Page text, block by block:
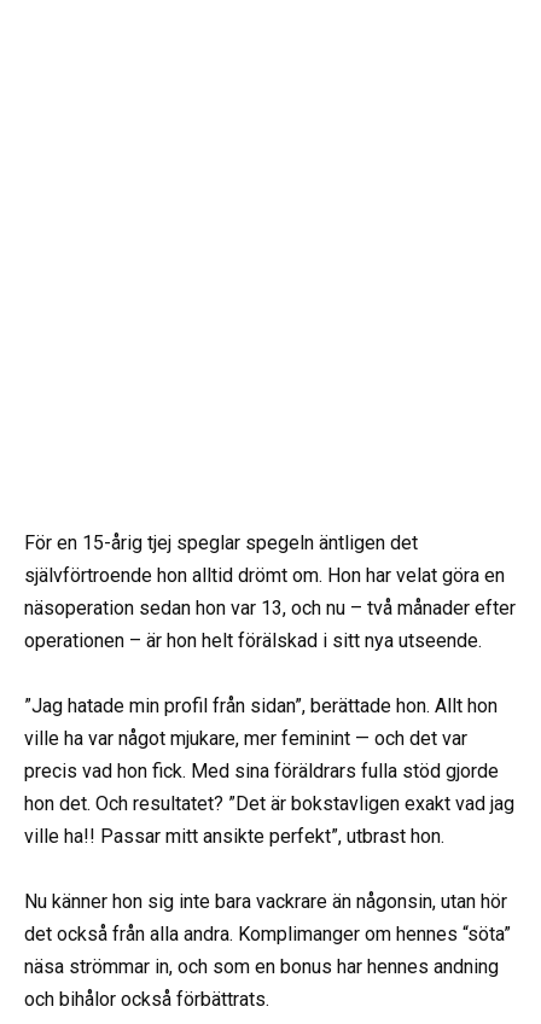
För en 15-årig tjej speglar spegeln äntligen det
självförtroende hon alltid drömt om. Hon har velat göra en
näsoperation sedan hon var 13, och nu – två månader efter
operationen – är hon helt förälskad i sitt nya utseende.
”Jag hatade min profil från sidan”, berättade hon. Allt hon
ville ha var något mjukare, mer feminint — och det var
precis vad hon fick. Med sina föräldrars fulla stöd gjorde
hon det. Och resultatet? ”Det är bokstavligen exakt vad jag
ville ha!! Passar mitt ansikte perfekt”, utbrast hon.
Nu känner hon sig inte bara vackrare än någonsin, utan hör
det också från alla andra. Komplimanger om hennes “söta”
näsa strömmar in, och som en bonus har hennes andning
och bihålor också förbättrats.